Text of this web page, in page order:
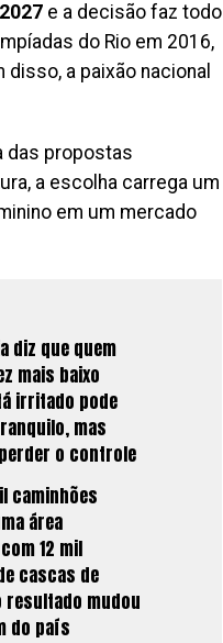
2027 e a decisão faz todo
do Rio em 2016,
a paixão nacional
das propostas
a escolha carrega um
em um mercado
diz que quem
mais baixo
irritado pode
mas
o controle
caminhões
área
12 mil
cascas de
resultado mudou
do país